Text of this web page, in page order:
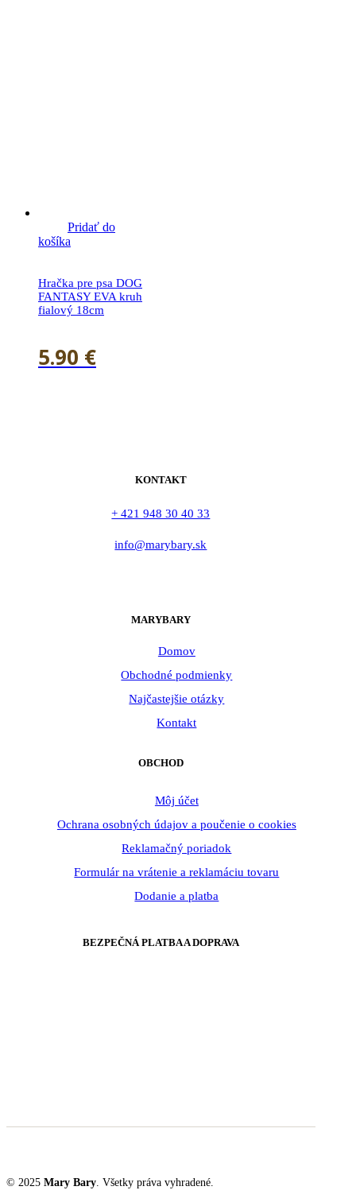
Pridať do
košíka
Hračka pre psa DOG
FANTASY EVA kruh
fialový 18cm
5.90 €
KONTAKT
+ 421 948 30 40 33
info@marybary.sk
MARYBARY
Domov
Obchodné podmienky
Najčastejšie otázky
Kontakt
OBCHOD
Môj účet
Ochrana osobných údajov a poučenie o cookies
Reklamačný poriadok
Formulár na vrátenie a reklamáciu tovaru
Dodanie a platba
BEZPEČNÁ PLATBA A DOPRAVA
© 2025 Mary Bary . Všetky práva vyhradené.